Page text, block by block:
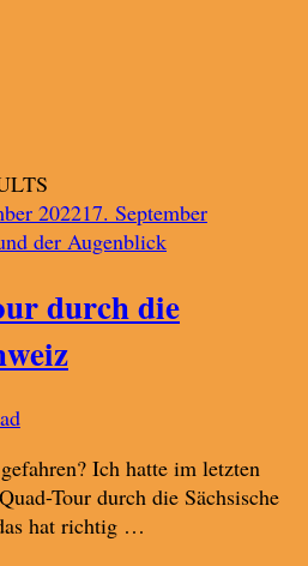
202217. September
der Augenblick
durch die
Ich hatte im letzten
Tour durch die Sächsische
hat richtig …